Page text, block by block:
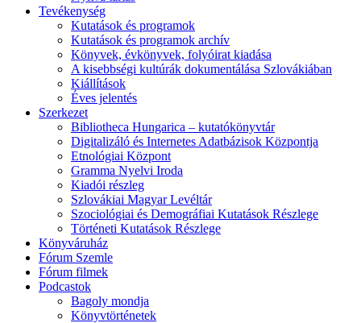
Tevékenység
Kutatások és programok
Kutatások és programok archív
Könyvek, évkönyvek, folyóirat kiadása
A kisebbségi kultúrák dokumentálása Szlovákiában
Kiállítások
Éves jelentés
Szerkezet
Bibliotheca Hungarica – kutatókönyvtár
Digitalizáló és Internetes Adatbázisok Központja
Etnológiai Központ
Gramma Nyelvi Iroda
Kiadói részleg
Szlovákiai Magyar Levéltár
Szociológiai és Demográfiai Kutatások Részlege
Történeti Kutatások Részlege
Könyváruház
Fórum Szemle
Fórum filmek
Podcastok
Bagoly mondja
Könyvtörténetek